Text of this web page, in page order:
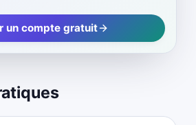
un compte gratuit